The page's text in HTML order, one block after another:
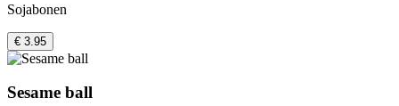
Sojabonen
€ 3.95
Sesame ball